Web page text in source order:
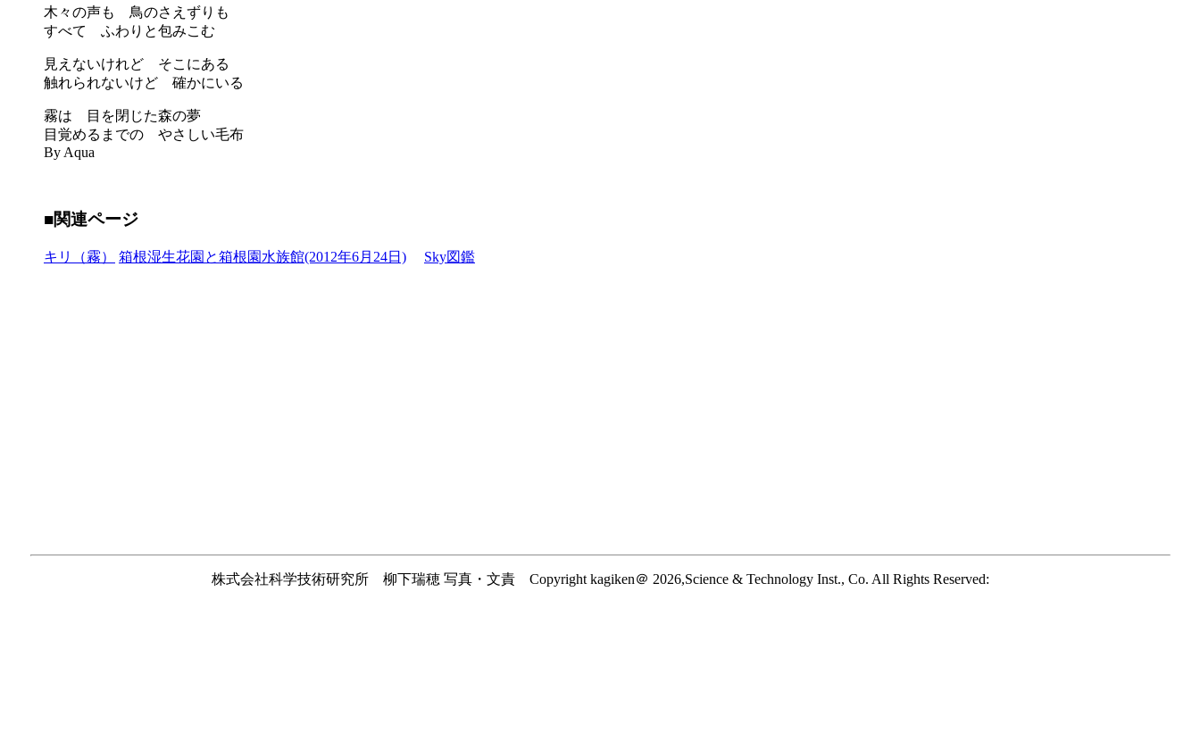
木々の声も 鳥のさえずりも
すべて ふわりと包みこむ
見えないけれど そこにある
触れられないけど 確かにいる
霧は 目を閉じた森の夢
目覚めるまでの やさしい毛布
By Aqua
■関連ページ
キリ（霧） 箱根湿生花園と箱根園水族館(2012年6月24日) Sky図鑑